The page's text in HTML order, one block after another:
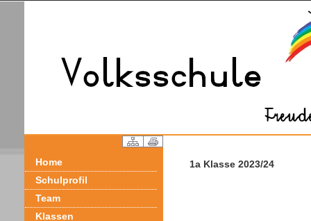
Home
Schulprofil
Team
Klassen
1a Klasse 2023/24